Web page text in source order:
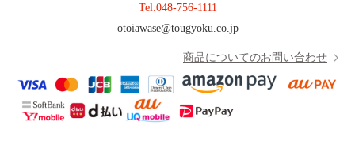
Tel. 048-756-1111
otoiawase@tougyoku.co.jp
商品についてのお問い合わせ